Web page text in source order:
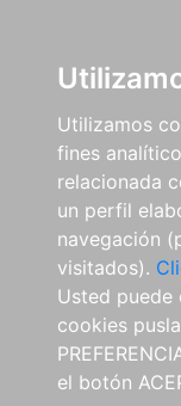
Utilizamos
fines
relacionada
un perfil
navegación
visitados).
Usted puede
cookies
el botón